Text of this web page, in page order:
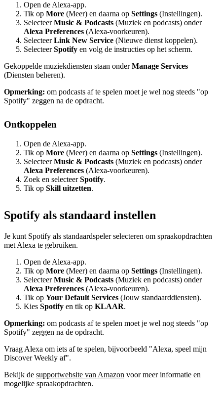
Open de Alexa-app.
Tik op More (Meer) en daarna op Settings (Instellingen).
SelecteerMusic & Podcasts (Muziek en podcasts) onder
Alexa Preferences (Alexa-voorkeuren).
SelecteerLink New Service (Nieuwe dienst koppelen).
SelecteerSpotify en volg de instructies op het scherm.
Gekoppelde muziekdiensten staan onderManage Services
(Diensten beheren).
Opmerking: om podcasts af te spelen moet je wel nog steeds "op
Spotify" zeggen na de opdracht.
Ontkoppelen
Open de Alexa-app.
Tik op More (Meer) en daarna op Settings (Instellingen).
SelecteerMusic & Podcasts (Muziek en podcasts) onder
Alexa Preferences (Alexa-voorkeuren).
Zoek en selecteerSpotify.
Tik op Skill uitzetten.
Spotify als standaard instellen
Je kunt Spotify als standaardspeler selecteren om spraakopdrachten
met Alexa te gebruiken.
Open de Alexa-app.
Tik op More (Meer) en daarna op Settings (Instellingen).
SelecteerMusic & Podcasts (Muziek en podcasts) onder
Alexa Preferences (Alexa-voorkeuren).
Tik op Your Default Services (Jouw standaarddiensten).
Kies Spotify en tik op KLAAR.
Opmerking: om podcasts af te spelen moet je wel nog steeds "op
Spotify" zeggen na de opdracht.
Vraag Alexa om iets af te spelen, bijvoorbeeld "Alexa, speel mijn
Discover Weekly af".
Bekijk de supportwebsite van Amazon voor meer informatie en
mogelijke spraakopdrachten.